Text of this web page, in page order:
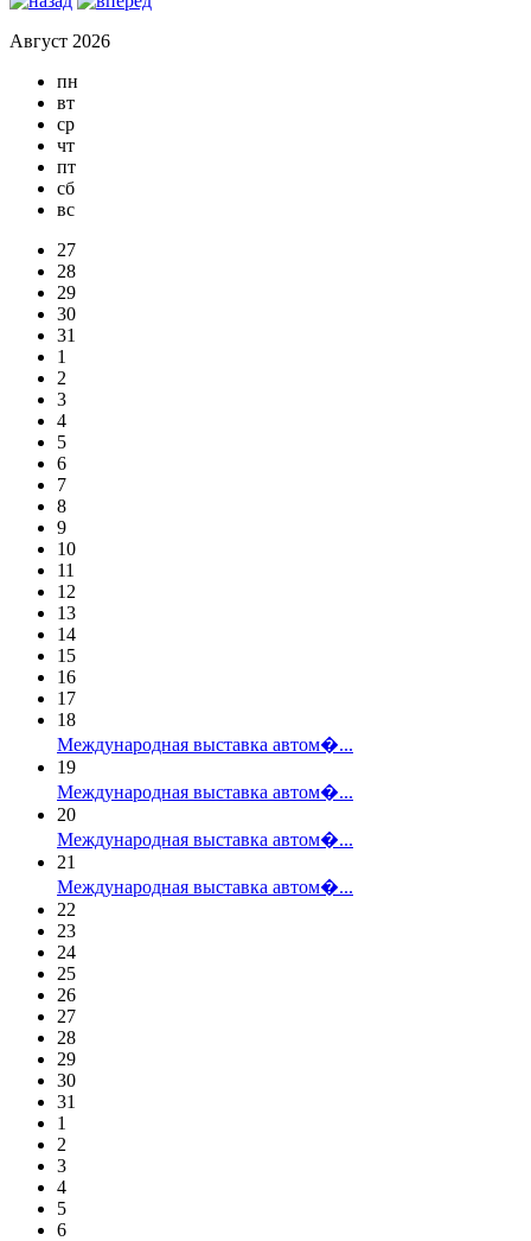
Август 2026
пн
вт
ср
чт
пт
сб
вс
27
28
29
30
31
1
2
3
4
5
6
7
8
9
10
11
12
13
14
15
16
17
18
Международная выставка автом�...
19
Международная выставка автом�...
20
Международная выставка автом�...
21
Международная выставка автом�...
22
23
24
25
26
27
28
29
30
31
1
2
3
4
5
6